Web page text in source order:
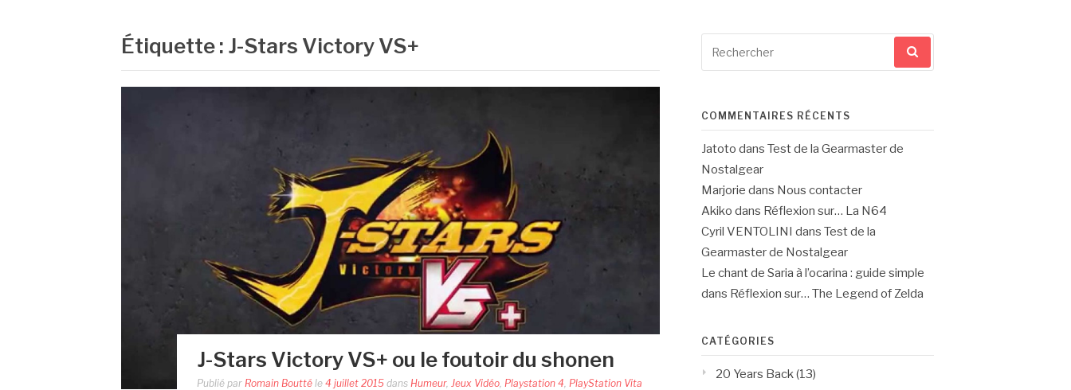
Étiquette : J-Stars Victory VS+
J-Stars Victory VS+ ou le foutoir du shonen
Publié par Romain Boutté le 4 juillet 2015 dans Humeur, Jeux Vidéo Playstation 4 PlayStation Vita
pour
COMMENTAIRES RÉCENTS
Jatoto dans Test de la Gearmaster de
Nostalgear
Marjorie dans Nous contacter
Akiko dans Réflexion sur… La N64
Cyril VENTOLINI dans Test de la
Gearmaster de Nostalgear
Le chant de Saria à l’ocarina : guide simple
dans Réflexion sur… The Legend of Zelda
CATÉGORIES
20 Years Back (13)